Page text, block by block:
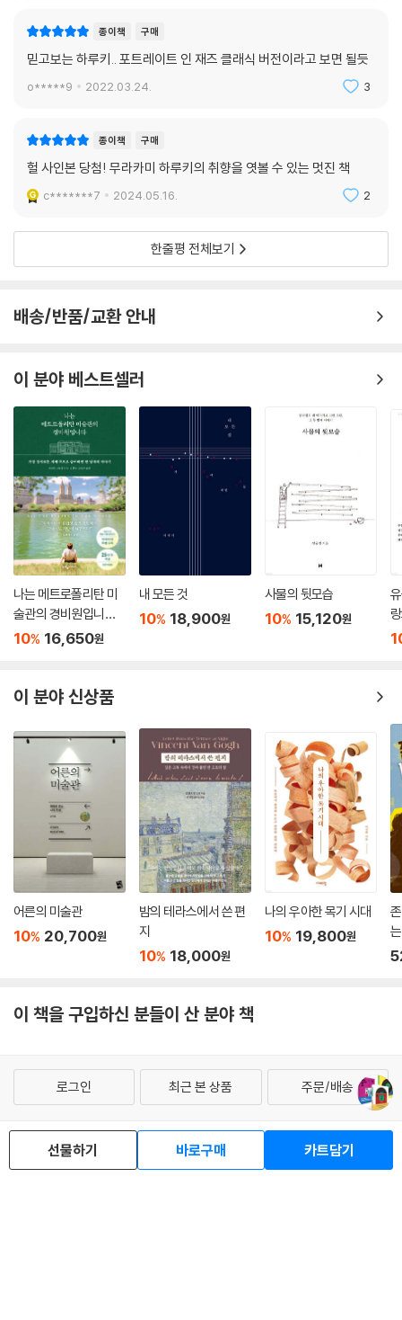
84 브람스 [가곡집]
85 브람스 클라리넷오중주 B단조 작품번호 115
89 베토벤 피아노소나타 7번 D장조 작품번호 10-3
90 베토벤 첼로소나타 3번 A장조 작품번호 69
92 쇼팽 피아노협주곡 1번 E단조 작품번호 11
93 쇼팽 피아노협주곡 2번 F단조 작품번호 21
94 드뷔시 바이올린소나타
95 모차르트 가극 [피가로의 결혼] K.492
97 모차르트 현악사중주 17번 [사냥] B♭장조 K.458
100 브람스 바이올린과 첼로를 위한 이중협주곡 A단조 작품번호 102
102 푸치니 가극 [토스카]
103 드보르자크 첼로협주곡 B단조 작품번호 104
104 베토벤 피아노소나타 11번 [대소나타] B♭장조 작품번호 22
『데이비드 스톤 마틴의 멋진 세계』
시작하는 말 7
찰리 파커 | 알토 색소폰 17
조니 호지스 | 알토 색소폰 24
일리노이 자케 | 테너 색소폰 30
스탠 게츠 | 테너 색소폰 37
레스터 영 | 테너 색소폰 43
아티 쇼와 버디 디프랭코 | 클라리넷 62
트럼펫 이모저모 73
버드 파월 | 피아노 79
아트 테이텀 | 피아노 84
오스카 피터슨 1 | 피아노 89
오스카 피터슨 2 | 피아노 94
피아노 이모저모 101
라이어널 햄프턴 | 비브라폰 108
탤 팔로 | 기타 113
진 크루파 | 드럼 118
버디 리치와 루이 벨슨 | 드럼 123
그 밖의 악기 141
컴필레이션 148
보컬 이모저모 160
10인치반(및 SP반) JATP 166
박스 세트 JATP 등 182
노먼 그랜츠 잼 세션 188
종이책 구매
믿고보는 하루키.. 포트레이트 인 재즈 클래식 버전이라고 보면 될듯
o*****9 2022.03.24. 3
종이책 구매
헐 사인본 당첨! 무라카미 하루키의 취향을 엿볼 수 있는 멋진 책
c*******7 2024.05.16. 2
한줄평 전체보기
배송/반품/교환 안내
이 분야 베스트셀러
나는 메트로폴리탄 미
술관의 경비원입니다
(25만 부 기념 전면 개
10% 16,650원
내 모든 것
10% 18,900원
사물의 뒷모습
10% 15,120원
이 분야 신상품
어른의 미술관
10% 20,700원
밤의 테라스에서 쓴 편
지
10% 18,000원
나의 우아한 목기 시대
10% 19,800원
이 책을 구입하신 분들이 산 분야 책
선물하기 바로구매 카트담기
로그인 최근 본 상품 주문/배송
eBook 1:1문의/채팅상담
예스이십사(주) 사업자 정보